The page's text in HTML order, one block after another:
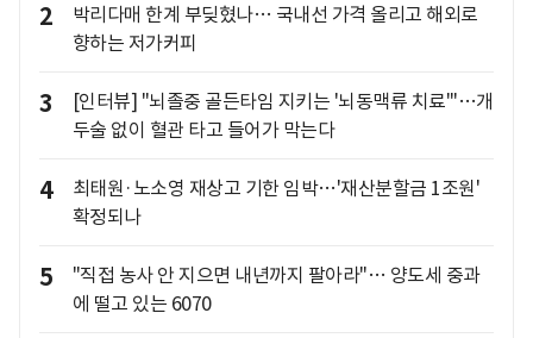
2
박리다매 한계 부딪혔나… 국내선 가격 올리고 해외로
향하는 저가커피
3
[인터뷰] "뇌졸중 골든타임 지키는 '뇌동맥류 치료'"…개
두술 없이 혈관 타고 들어가 막는다
4
최태원·노소영 재상고 기한 임박…'재산분할금 1조원'
확정되나
5
"직접 농사 안 지으면 내년까지 팔아라"… 양도세 중과
에 떨고 있는 6070